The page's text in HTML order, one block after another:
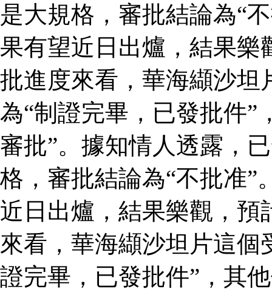
是大規格，審批結論為“
果有望近日出爐，結果樂
批進度來看，華海纈沙坦
為“制證完畢，已發批件”
審批”。據知情人透露，
格，審批結論為“不批准”
近日出爐，結果樂觀，預
來看，華海纈沙坦片這個
證完畢，已發批件”，其